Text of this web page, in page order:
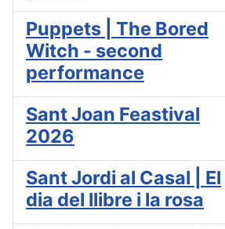
Puppets | The Bored
Witch - second
performance
Sant Joan Feastival
2026
Sant Jordi al Casal | El
dia del llibre i la rosa